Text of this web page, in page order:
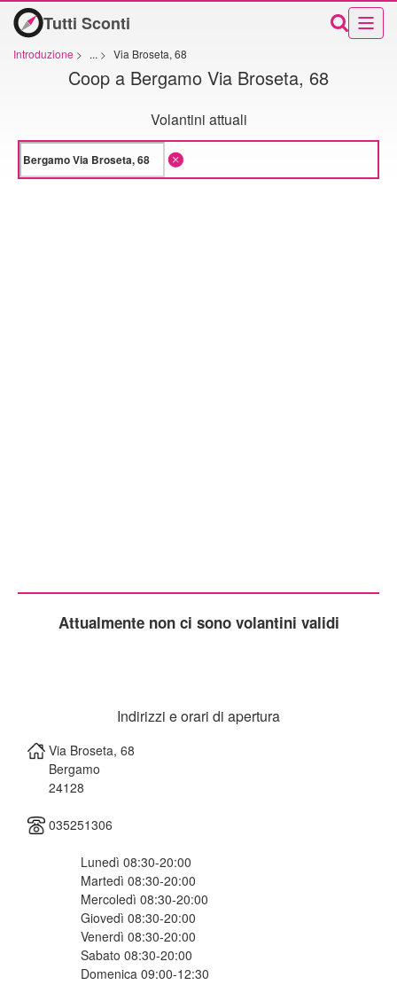
Tutti Sconti
Introduzione > ... > Via Broseta, 68
Coop a Bergamo Via Broseta, 68
Volantini attuali
Attualmente non ci sono volantini validi
Indirizzi e orari di apertura
Via Broseta, 68
Bergamo
24128
035251306
Lunedì 08:30-20:00
Martedì 08:30-20:00
Mercoledì 08:30-20:00
Giovedì 08:30-20:00
Venerdì 08:30-20:00
Sabato 08:30-20:00
Domenica 09:00-12:30